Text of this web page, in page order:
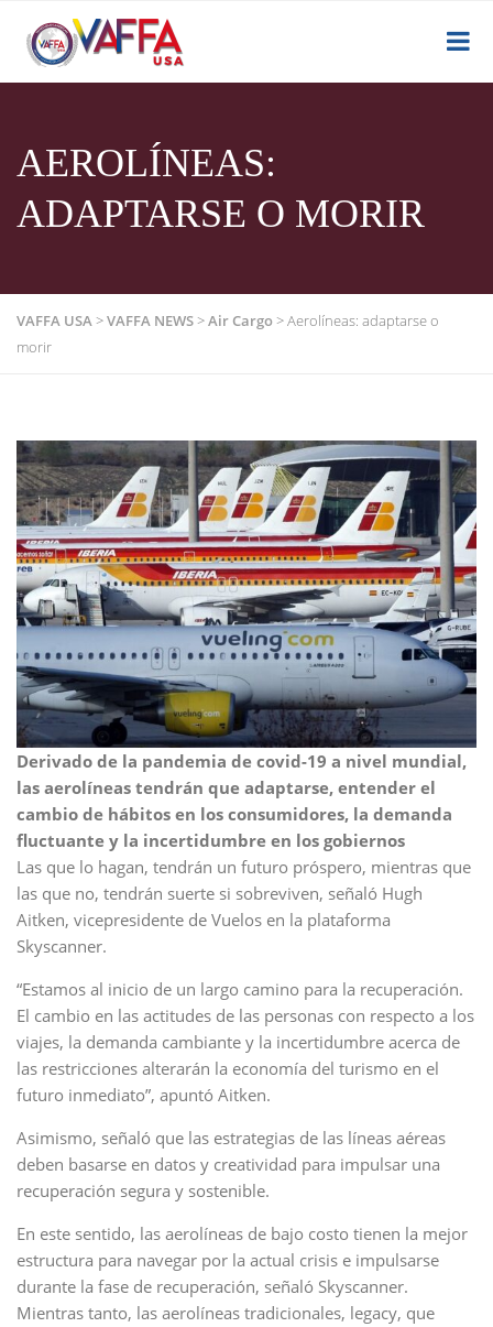
AEROLÍNEAS:
ADAPTARSE O MORIR
VAFFA USA>VAFFA NEWS>Air Cargo>Aerolíneas: adaptarse o
morir
Derivado de la pandemia de covid-19 a nivel mundial,
las aerolíneas tendrán que adaptarse, entender el
cambio de hábitos en los consumidores, la demanda
fluctuante y la incertidumbre en los gobiernos
Las que lo hagan, tendrán un futuro próspero, mientras que
las que no, tendrán suerte si sobreviven, señaló Hugh
Aitken, vicepresidente de Vuelos en la plataforma
Skyscanner.
“Estamos al inicio de un largo camino para la recuperación.
El cambio en las actitudes de las personas con respecto a los
viajes, la demanda cambiante y la incertidumbre acerca de
las restricciones alterarán la economía del turismo en el
futuro inmediato”, apuntó Aitken.
Asimismo, señaló que las estrategias de las líneas aéreas
deben basarse en datos y creatividad para impulsar una
recuperación segura y sostenible.
En este sentido, las aerolíneas de bajo costo tienen la mejor
estructura para navegar por la actual crisis e impulsarse
durante la fase de recuperación, señaló Skyscanner.
Mientras tanto, las aerolíneas tradicionales, legacy, que